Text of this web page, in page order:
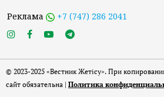
Реклама +7 (747) 286 2041
© 2023-2025 «Вестник Жетісу». При
сайт обязательна | Политика